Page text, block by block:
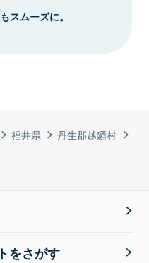
福井県
丹生郡越廼村
スムーズに。
をさがす